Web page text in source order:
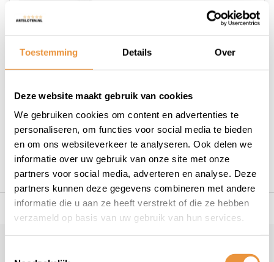
Toestemming Details Over
Deze website maakt gebruik van cookies
We gebruiken cookies om content en advertenties te
personaliseren, om functies voor social media te bieden
en om ons websiteverkeer te analyseren. Ook delen we
informatie over uw gebruik van onze site met onze
partners voor social media, adverteren en analyse. Deze
partners kunnen deze gegevens combineren met andere
informatie die u aan ze heeft verstrekt of die ze hebben
verzameld op basis van uw gebruik van hun services.
1
voor uw tweewieler Snelle levering Niet goed = geld